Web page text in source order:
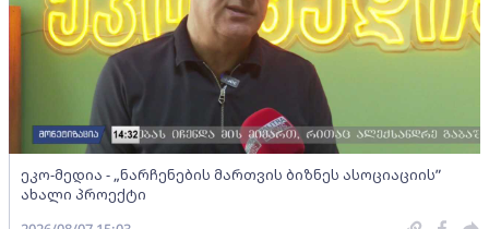
ეკო-მედია - „ნარჩენების მართვის ბიზნეს ასოციაციის”
ახალი პროექტი